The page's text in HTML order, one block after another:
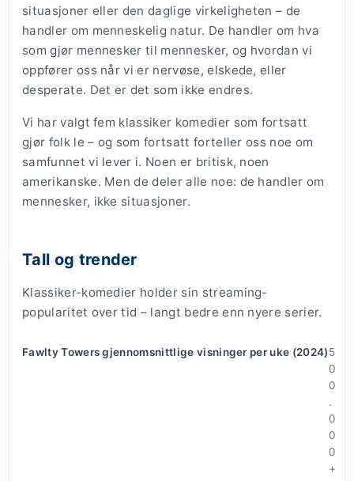
situasjoner eller den daglige virkeligheten – de
handler om menneskelig natur. De handler om hva
som gjør mennesker til mennesker, og hvordan vi
oppfører oss når vi er nervøse, elskede, eller
desperate. Det er det som ikke endres.
Vi har valgt fem klassiker komedier som fortsatt
gjør folk le – og som fortsatt forteller oss noe om
samfunnet vi lever i. Noen er britisk, noen
amerikanske. Men de deler alle noe: de handler om
mennesker, ikke situasjoner.
Tall og trender
Klassiker-komedier holder sin streaming-
popularitet over tid – langt bedre enn nyere serier.
Fawlty Towers gjennomsnittlige visninger per uke (2024)5
0
0
.
0
0
0
+